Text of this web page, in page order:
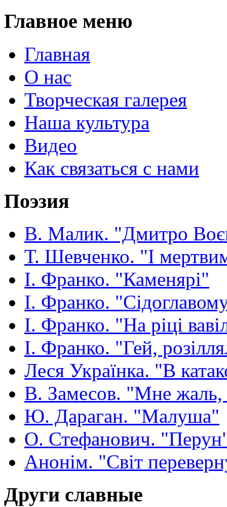
Главное меню
Главная
О нас
Творческая галерея
Наша культура
Видео
Как связаться с нами
Поэзия
В. Малик. "Дмитро
Т. Шевченко. "І
І. Франко. "Каменярі"
І. Франко.
І. Франко. "На ріці
І. Франко. "Гей,
Леся Українка. "В
В. Замесов. "Мне жаль,
Ю. Дараган. "Малуша"
О. Стефанович.
Анонім. "Світ
Други славные